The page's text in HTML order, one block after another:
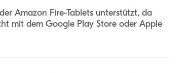
Amazon Fire-Tablets unterstützt, da
mit dem Google Play Store oder Apple